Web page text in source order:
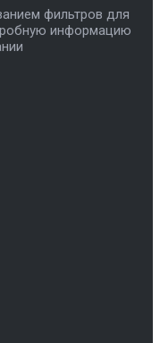
фильтров для
информацию